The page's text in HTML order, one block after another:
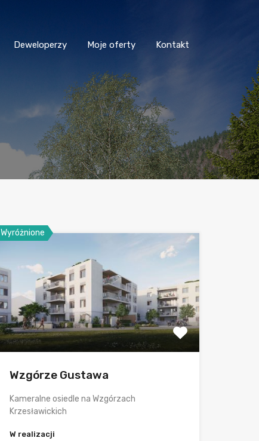
Deweloperzy Moje oferty Kontakt
Wyróżnione
Wzgórze Gustawa
Kameralne osiedle na Wzgórzach
Krzesławickich
W realizacji